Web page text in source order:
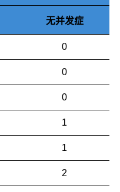
无并发症
0
0
0
1
1
2